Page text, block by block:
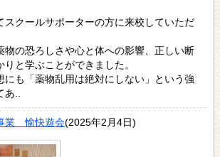
スクールサポーターの方に来校していただ
物の恐ろしさや心と体への影響、正しい断
りと学ぶことができました。
にも「薬物乱用は絶対にしない」という強
..
業 愉快遊会(2025年2月4日)